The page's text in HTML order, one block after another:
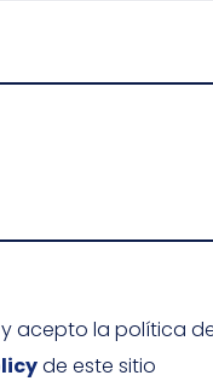
y acepto la política
de este sitio